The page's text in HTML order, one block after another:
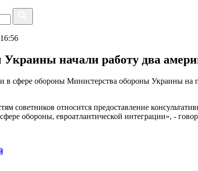
начали работу два
в сфере обороны Министерства обороны Украины
советников относится предоставление
обороны, евроатлантической интеграции», -